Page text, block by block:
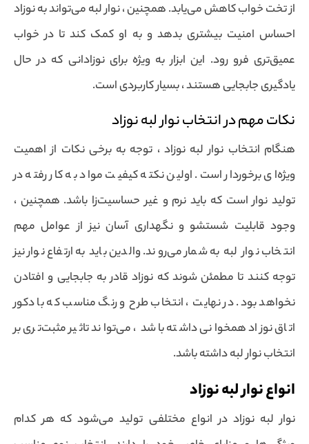
از تخت خواب کاهش می‌یابد. همچنین ، نوار لبه می‌تواند به نوزاد
احساس امنیت بیشتری بدهد و به او کمک کند تا در خواب
عمیق‌تری فرو رود. این ابزار به ویژه برای نوزادانی که در حال
یادگیری جابجایی هستند ، بسیار کاربردی است.
نکات مهم در انتخاب نوار لبه نوزاد
هنگام انتخاب نوار لبه نوزاد ، توجه به برخی نکات از اهمیت
ویژه‌ای برخوردار است. اولین نکته کیفیت مواد به کار رفته در
تولید نوار است که باید نرم و غیر حساسیت‌زا باشد. همچنین ،
وجود قابلیت شستشو و نگهداری آسان نیز از عوامل مهم
انتخاب نوار لبه به شمار می‌روند. والدین باید به ارتفاع نوار نیز
توجه کنند تا مطمئن شوند که نوزاد قادر به جابجایی و افتادن
نخواهد بود. در نهایت ، انتخاب طرح و رنگ مناسب که با دکور
اتاق نوزاد همخوانی داشته باشد ، می‌تواند تاثیر مثبت‌تری بر
انتخاب نوار لبه داشته باشد.
انواع نوار لبه نوزاد
نوار لبه نوزاد در انواع مختلفی تولید می‌شود که هر کدام